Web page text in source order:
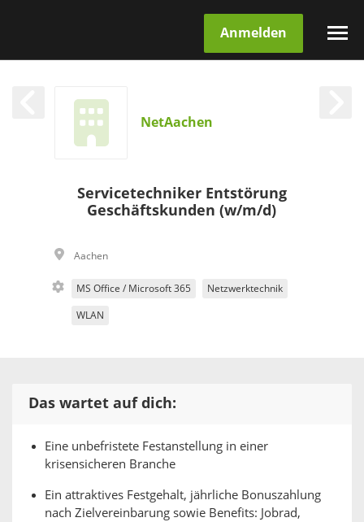
Anmelden
NetAachen
Servicetechniker Entstörung
Geschäftskunden (w/m/d)
Aachen
MS Office / Microsoft 365 Netzwerktechnik
WLAN
Das wartet auf dich:
Eine unbefristete Festanstellung in einer
krisensicheren Branche
Ein attraktives Festgehalt, jährliche Bonuszahlung
nach Zielvereinbarung sowie Benefits: Jobrad,